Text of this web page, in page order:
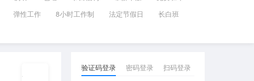
弹性工作 8小时工作制 法定节假日
长白班
验证码登录 密码登录 扫码登录